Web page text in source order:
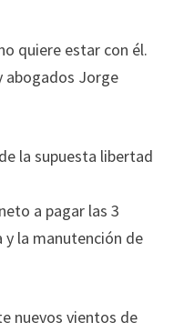
quiere estar con él.
abogados Jorge
la supuesta libertad
a pagar las 3
y la manutención de
nuevos vientos de